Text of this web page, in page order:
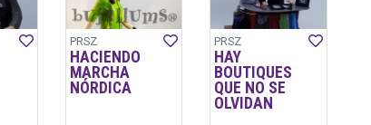
PRSZ
HACIENDO
MARCHA
NÓRDICA
PRSZ
HAY
BOUTIQUES
QUE NO SE
OLVIDAN